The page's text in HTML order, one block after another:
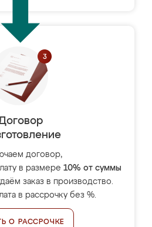
договор,
в размере 10% от суммы
заказ в производство.
в рассрочку без %.
О РАССРОЧКЕ